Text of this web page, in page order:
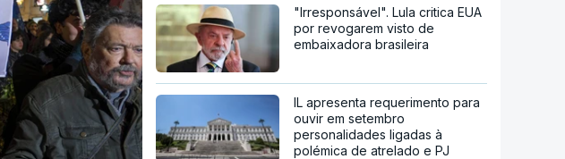
"Irresponsável". Lula critica EUA
por revogarem visto de
embaixadora brasileira
IL apresenta requerimento para
ouvir em setembro
personalidades ligadas à
polémica de atrelado e PJ